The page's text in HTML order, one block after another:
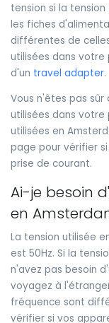
tension si la
les fiches
différentes de
utilisées dans votre
d'un travel adapter.
Vous n'êtes pas
utilisées dans votre
utilisées en
page pour vérifier
prise de courant.
Ai-je besoin
en
La tension utilisée
est 50Hz. Si la
n'avez pas besoin
voyagez à
fréquence sont
vérifier si vos